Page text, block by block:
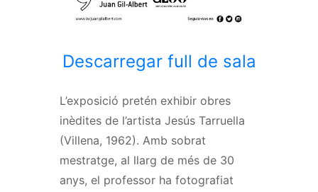
Descarregar full de sala
L’exposició pretén exhibir obres
inèdites de l’artista Jesús Tarruella
(Villena, 1962). Amb sobrat
mestratge, al llarg de més de 30
anys, el professor ha fotografiat